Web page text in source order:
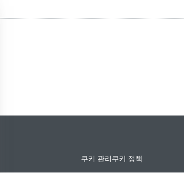
쿠키 관리쿠키 정책